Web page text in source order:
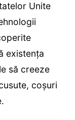
Unite
existența
să creeze
coșuri